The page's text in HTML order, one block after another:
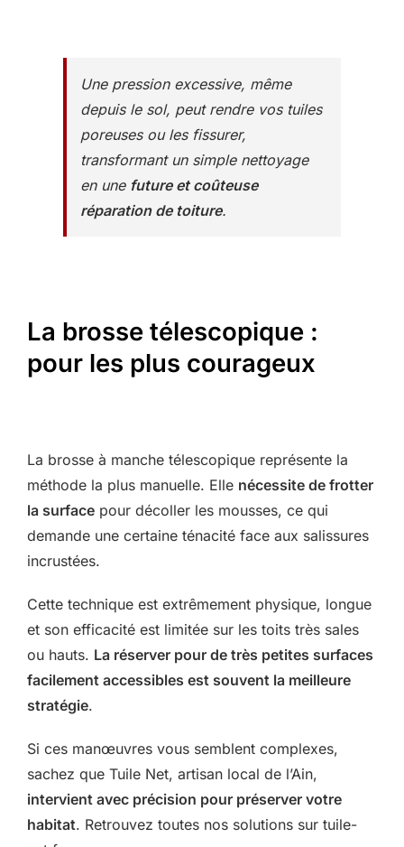
Une pression excessive, même
depuis le sol, peut rendre vos tuiles
poreuses ou les fissurer,
transformant un simple nettoyage
en une future et coûteuse
réparation de toiture.
La brosse télescopique :
pour les plus courageux
La brosse à manche télescopique représente la
méthode la plus manuelle. Elle nécessite de frotter
la surface pour décoller les mousses, ce qui
demande une certaine ténacité face aux salissures
incrustées.
Cette technique est extrêmement physique, longue
et son efficacité est limitée sur les toits très sales
ou hauts. La réserver pour de très petites surfaces
facilement accessibles est souvent la meilleure
stratégie.
Si ces manœuvres vous semblent complexes,
sachez que Tuile Net, artisan local de l’Ain,
intervient avec précision pour préserver votre
habitat. Retrouvez toutes nos solutions sur tuile-